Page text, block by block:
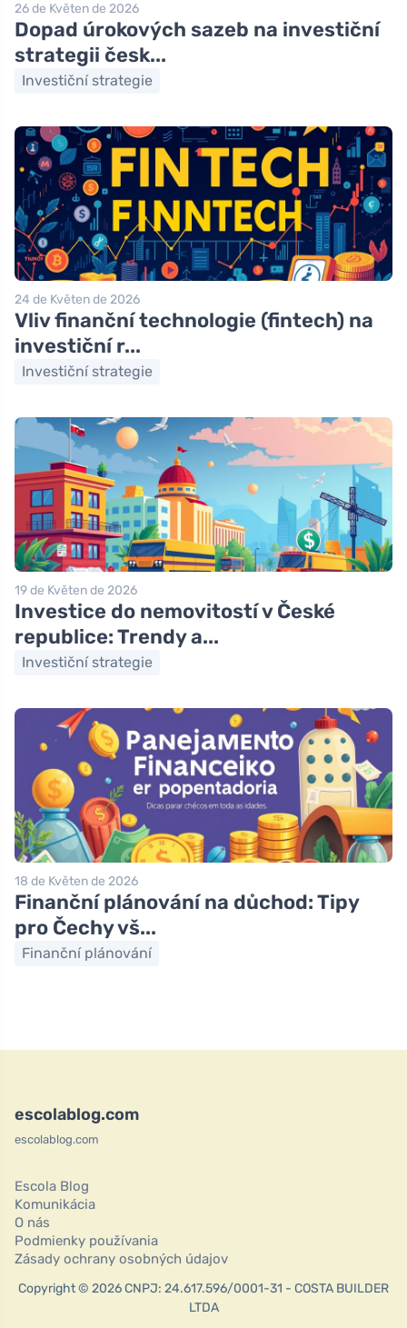
26 de Květen de 2026
Dopad úrokových sazeb na investiční
strategii česk...
Investiční strategie
24 de Květen de 2026
Vliv finanční technologie (fintech) na
investiční r...
Investiční strategie
19 de Květen de 2026
Investice do nemovitostí v České
republice: Trendy a...
Investiční strategie
18 de Květen de 2026
Finanční plánování na důchod: Tipy
pro Čechy vš...
Finanční plánování
escolablog.com
escolablog.com
Escola Blog
Komunikácia
O nás
Podmienky používania
Zásady ochrany osobných údajov
Copyright © 2026 CNPJ: 24.617.596/0001-31 - COSTA BUILDER
LTDA